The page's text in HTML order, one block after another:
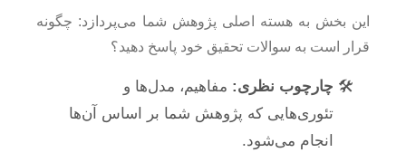
این بخش به هسته اصلی پژوهش شما می‌پردازد: چگونه
قرار است به سوالات تحقیق خود پاسخ دهید؟
چارچوب نظری: مفاهیم، مدل‌ها و
تئوری‌هایی که پژوهش شما بر اساس آن‌ها
انجام می‌شود.